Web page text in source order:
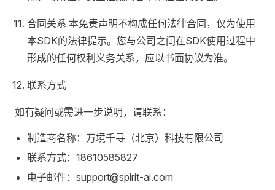
合同关系 本免责声明不构成任何法律合同，仅为使用
本SDK的法律提示。您与公司之间在SDK使用过程中
形成的任何权利义务关系，应以书面协议为准。
联系方式
如有疑问或需进一步说明，请联系：
制造商名称：万境千寻（北京）科技有限公司
联系方式：18610585827
电子邮件：support@spirit-ai.com